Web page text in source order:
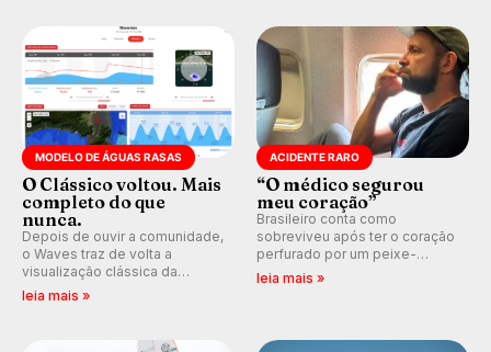
Kelly Slater convidado.
MODELO DE ÁGUAS RASAS
O Clássico voltou. Mais
completo do que
nunca.
Depois de ouvir a comunidade,
o Waves traz de volta a
visualização clássica da
previsão de águas rasas,
ondas para até 16 dias.
leia mais »
ACIDENTE RARO
“O médico segurou
meu coração”
Brasileiro conta como
sobreviveu após ter o coração
perfurado por um peixe-
agulha enquanto surfava na
leia mais »